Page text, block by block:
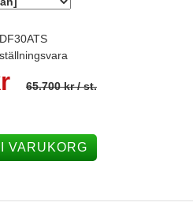
DF30ATS
65.700 kr/ st.
VARUKORG